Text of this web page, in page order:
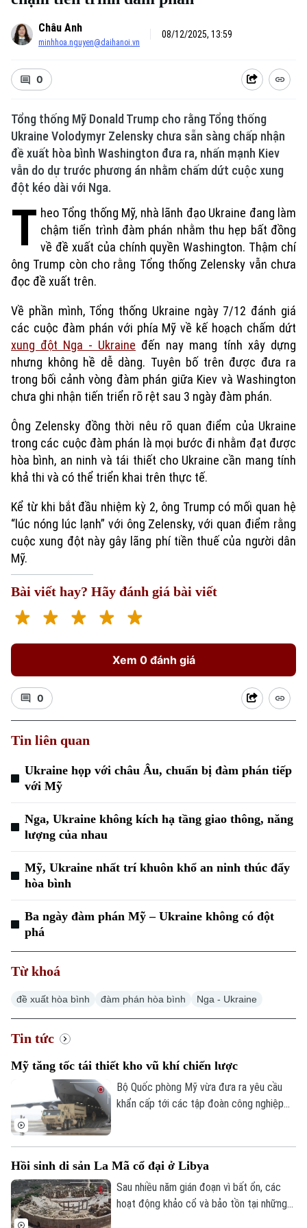
Xu hướng
Thời sự
Xã hội
An ninh trật tự
Nhịp sống Hà Nội
Khoảnh khắc Hà Nội
Thế giới
Quân sự
Hồ sơ
Tin tức
Cafe sáng
Doanh nghiệp
Tin tức
Đầu tư
Đất đai
Tàu và Xe
Ô tô
Tàu
Thị trường
Giáo dục
Văn hóa
Tin tức
Làng nghề
Di tích
Sức khỏe
Y tế
Dinh dưỡng
Tư vấn sức khỏe
Thể thao
Bóng đá
Quần vợt
Tin tức
Sao
Điện ảnh
Thời trang
Đã phát sóng
Châu Anh
minhhoa.nguyen@daihanoi.vn
08/12/2025, 13:59
0
Tổng thống Mỹ Donald Trump cho rằng Tổng thống
Ukraine Volodymyr Zelensky chưa sẵn sàng chấp nhận
đề xuất hòa bình Washington đưa ra, nhấn mạnh Kiev
vẫn do dự trước phương án nhằm chấm dứt cuộc xung
đột kéo dài với Nga.
T heo Tổng thống Mỹ, nhà lãnh đạo Ukraine đang làm
chậm tiến trình đàm phán nhằm thu hẹp bất đồng
về đề xuất của chính quyền Washington. Thậm chí
ông Trump còn cho rằng Tổng thống Zelensky vẫn chưa
đọc đề xuất trên.
Về phần mình, Tổng thống Ukraine ngày 7/12 đánh giá
các cuộc đàm phán với phía Mỹ về kế hoạch chấm dứt
xung đột Nga - Ukraine đến nay mang tính xây dựng
nhưng không hề dễ dàng. Tuyên bố trên được đưa ra
trong bối cảnh vòng đàm phán giữa Kiev và Washington
chưa ghi nhận tiến triển rõ rệt sau 3 ngày đàm phán.
Ông Zelensky đồng thời nêu rõ quan điểm của Ukraine
trong các cuộc đàm phán là mọi bước đi nhằm đạt được
hòa bình, an ninh và tái thiết cho Ukraine cần mang tính
khả thi và có thể triển khai trên thực tế.
Kể từ khi bắt đầu nhiệm kỳ 2, ông Trump có mối quan hệ
“lúc nóng lúc lạnh” với ông Zelensky, với quan điểm rằng
cuộc xung đột này gây lãng phí tiền thuế của người dân
Mỹ.
Bài viết hay? Hãy đánh giá bài viết
Xem 0 đánh giá
0
Tin liên quan
Ukraine họp với châu Âu, chuẩn bị đàm phán tiếp
với Mỹ
Nga, Ukraine không kích hạ tầng giao thông, năng
lượng của nhau
Mỹ, Ukraine nhất trí khuôn khổ an ninh thúc đẩy
hòa bình
Ba ngày đàm phán Mỹ – Ukraine không có đột
phá
Từ khoá
đề xuất hòa bình đàm phán hòa bình Nga - Ukraine
Tin tức
Mỹ tăng tốc tái thiết kho vũ khí chiến lược
Bộ Quốc phòng Mỹ vừa đưa ra yêu cầu
khẩn cấp tới các tập đoàn công nghiệp
đánh chặn then chốt của Washington
đang sụt giảm đáng kể sau các chiến dịch
quân sự gần đây.
Hồi sinh di sản La Mã cổ đại ở Libya
Sau nhiều năm gián đoạn vì bất ổn, các
hoạt động khảo cổ và bảo tồn tại những